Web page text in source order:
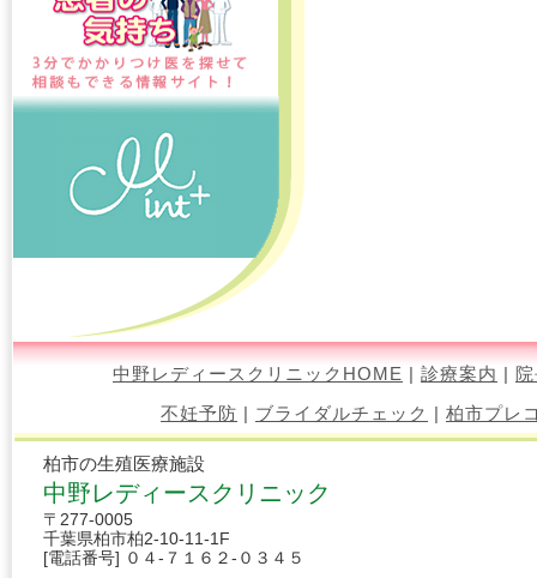
中野レディースクリニックHOME | 診療案内 |
不妊予防 | ブライダルチェック | 柏市プレ
柏市の生殖医療施設
中野レディースクリニック
〒277-0005
千葉県柏市柏2-10-11-1F
[電話番号] ０４-７１６２-０３４５